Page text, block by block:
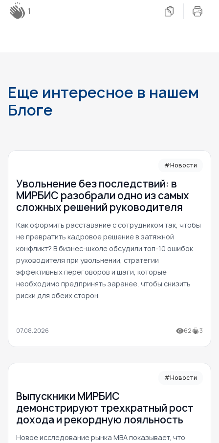
1
Еще интересное в нашем
Блоге
#Новости
Увольнение без последствий: в
МИРБИС разобрали одно из самых
сложных решений руководителя
Как оформить расставание с сотрудником так, чтобы
не превратить кадровое решение в затяжной
конфликт? В бизнес-школе обсудили топ-10 ошибок
руководителя при увольнении, стратегии
эффективных переговоров и шаги, которые
необходимо предпринять заранее, чтобы снизить
риски для обеих сторон.
07.08.2026 62 3
#Новости
Выпускники МИРБИС
демонстрируют трехкратный рост
дохода и рекордную лояльность
Новое исследование рынка MBA показывает, что